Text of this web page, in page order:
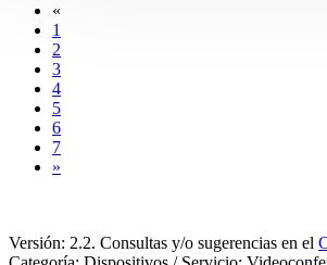
«
1
2
3
4
5
6
7
»
Versión: 2.2. Consultas y/o sugerencias en el